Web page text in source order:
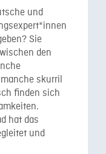
und
Sie
den
skurril
finden sich
hat das
und